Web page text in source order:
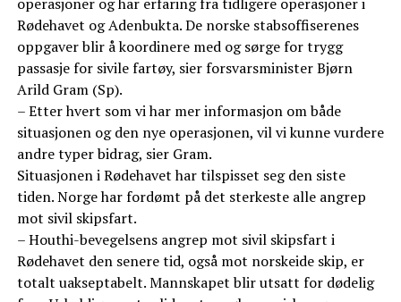
operasjoner og har erfaring fra tidligere operasjoner i
Rødehavet og Adenbukta. De norske stabsoffiserenes
oppgaver blir å koordinere med og sørge for trygg
passasje for sivile fartøy, sier forsvarsminister Bjørn
Arild Gram (Sp).
– Etter hvert som vi har mer informasjon om både
situasjonen og den nye operasjonen, vil vi kunne vurdere
andre typer bidrag, sier Gram.
Situasjonen i Rødehavet har tilspisset seg den siste
tiden. Norge har fordømt på det sterkeste alle angrep
mot sivil skipsfart.
– Houthi-bevegelsens angrep mot sivil skipsfart i
Rødehavet den senere tid, også mot norskeide skip, er
totalt uakseptabelt. Mannskapet blir utsatt for dødelig